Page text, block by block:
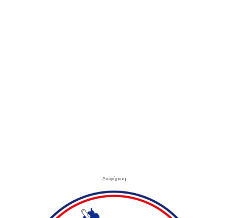
- Διαφήμιση -